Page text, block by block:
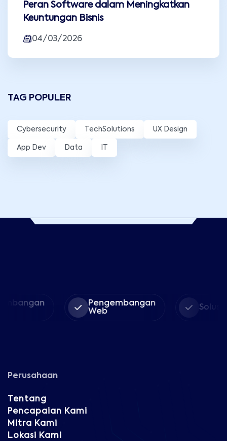
Peran Software dalam Meningkatkan
Keuntungan Bisnis
04/03/2026
TAG POPULER
Cybersecurity TechSolutions UX Design
App Dev Data
Pengembangan
Web
Solusi
Perusahaan
Tentang
Pencapaian Kami
Mitra Kami
Lokasi Kami